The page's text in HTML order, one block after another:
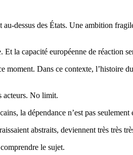
dessus des États. Une ambition
la capacité européenne de réaction
moment. Dans ce contexte, l’histoire
acteurs. No limit.
la dépendance n’est pas
abstraits, deviennent très très
le sujet.